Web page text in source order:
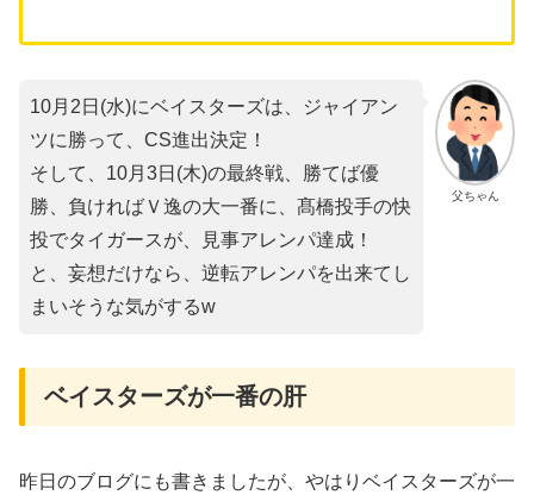
父ちゃん
10月2日(水)にベイスターズは、ジャイアン
ツに勝って、CS進出決定！
そして、10月3日(木)の最終戦、勝てば優
勝、負ければＶ逸の大一番に、髙橋投手の快
投でタイガースが、見事アレンパ達成！
と、妄想だけなら、逆転アレンパを出来てし
まいそうな気がするw
ベイスターズが一番の肝
昨日のブログにも書きましたが、やはりベイスターズが一